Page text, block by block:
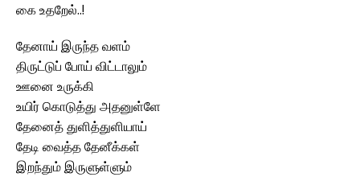
கை உதறேல்..!
தேனாய் இருந்த வளம்
திருட்டுப் போய் விட்டாலும்
ஊனை உருக்கி
உயிர் கொடுத்து அதனுள்ளே
தேனைத் துளித்துளியாய்
தேடி வைத்த தேனீக்கள்
இறந்தும் இருளுள்ளும்